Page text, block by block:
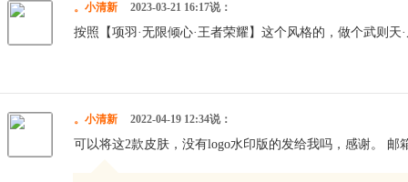
。小清新 2023-03-21 16:17说：
按照【项羽·无限倾心·王者荣耀】这个风格的，做个武则天
。小清新 2022-04-19 12:34说：
可以将这2款皮肤，没有logo水印版的发给我吗，感谢。 邮